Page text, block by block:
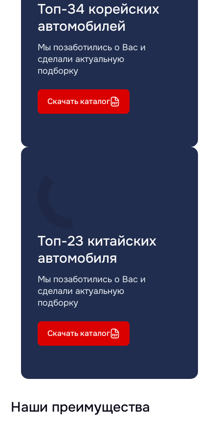
Топ-34 корейских
автомобилей
Мы позаботились о Вас и
сделали актуальную
подборку
Скачать каталог
Топ-23 китайских
автомобиля
Мы позаботились о Вас и
сделали актуальную
подборку
Скачать каталог
Наши преимущества